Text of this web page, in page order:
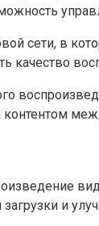
сети, в
качество
и